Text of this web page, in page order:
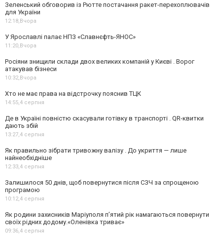
Зеленський обговорив із Рютте постачання ракет-перехоплювачів
для України
12:18,Вчора
У Ярославлі палає НПЗ «Славнєфть-ЯНОС»
11:20,Вчора
Росіяни знищили склади двох великих компаній у Києві . Ворог
атакував бізнеси
10:32,Вчора
Хто не має права на відстрочку пояснив ТЦК
14:55,4 серпня
Де в Україні повністю скасували готівку в транспорті . QR-квитки
дають збій
13:27,4 серпня
Як правильно зібрати тривожну валізу . До укриття — лише
найнеобхідніше
12:33,4 серпня
Залишилося 50 днів, щоб повернутися після СЗЧ за спрощеною
програмою
10:12,4 серпня
Як родини захисників Маріуполя пʼятий рік намагаються повернути
своїх рідних додому.«Оленівка триває»
09:36,4 серпня